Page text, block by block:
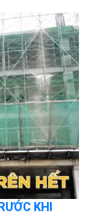
KHI